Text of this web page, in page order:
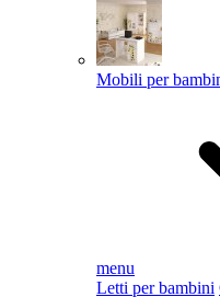
Mobili per
menu
Letti per bambini